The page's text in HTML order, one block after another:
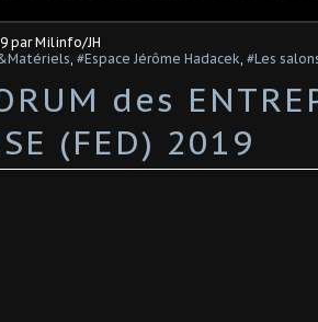
par Milinfo/JH
, #Espace Jérôme Hadacek, #Les
des
(FED) 2019